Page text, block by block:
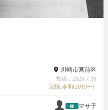
川崎市宮前区
投稿：2020.7.30
記憶:令和(2019〜)
マサ子